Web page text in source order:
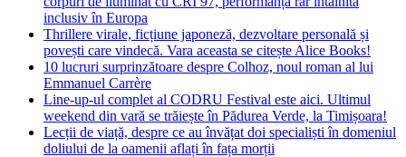
inclusiv în Europa
Thrillere virale, ficțiune japoneză, dezvoltare personală și
povești care vindecă. Vara aceasta se citește Alice Books!
10 lucruri surprinzătoare despre Colhoz, noul roman al lui
Emmanuel Carrère
Line-up-ul complet al CODRU Festival este aici. Ultimul
weekend din vară se trăiește în Pădurea Verde, la Timișoara!
Lecții de viață, despre ce au învățat doi specialiști în domeniul
doliului de la oamenii aflați în fața morții